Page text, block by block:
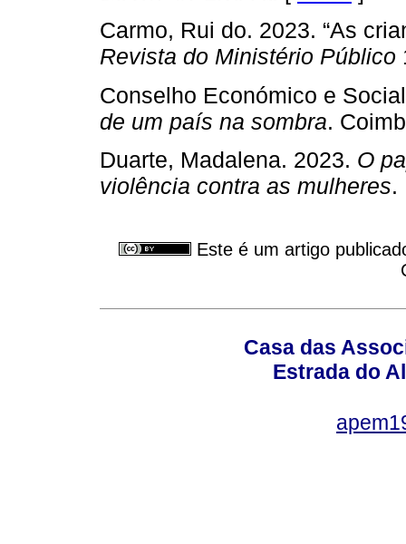
Carmo, Rui do. 2023. “As
Revista do Ministério Público
Conselho Económico e
de um país na sombra.
Duarte, Madalena. 2023. O
violência contra as mulheres.
Este é um artigo
Casa das
Estrada do